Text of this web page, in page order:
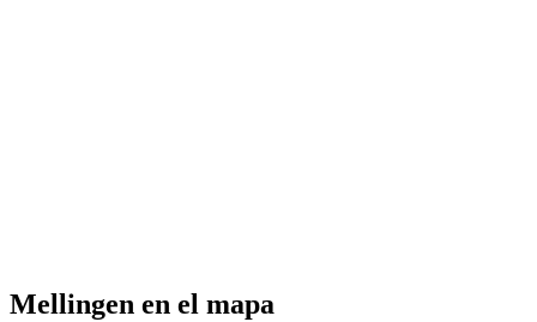
Mellingen en el mapa